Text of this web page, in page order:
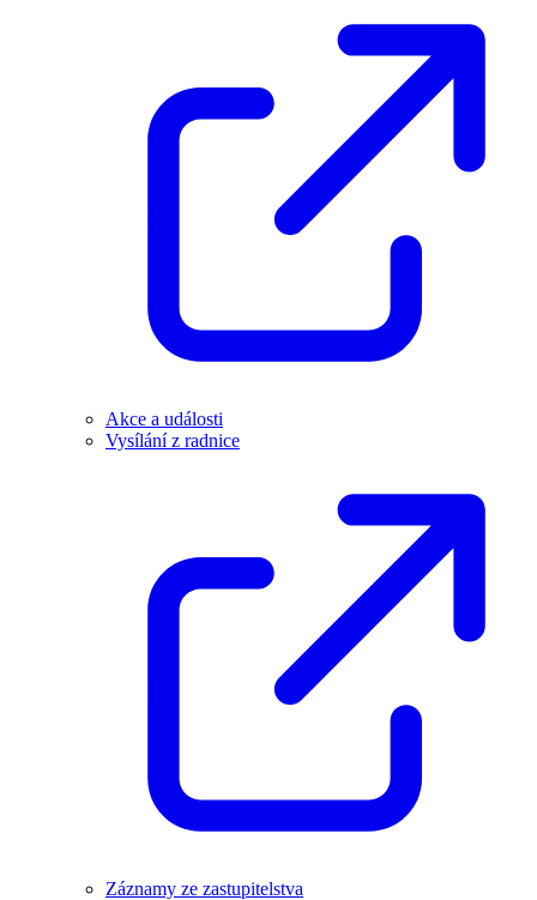
Akce a události
Vysílání z radnice
Záznamy ze zastupitelstva